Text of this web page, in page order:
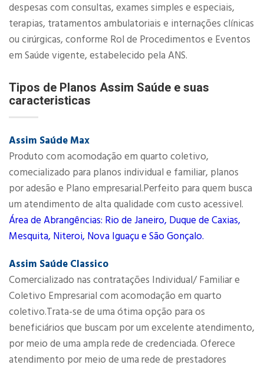
despesas com consultas, exames simples e especiais,
terapias, tratamentos ambulatoriais e internações clínicas
ou cirúrgicas, conforme Rol de Procedimentos e Eventos
em Saúde vigente, estabelecido pela ANS.​
Tipos de Planos Assim Saúde e suas
caracteristicas
Assim Saúde Max
Produto com acomodação em quarto coletivo,
comecializado para planos individual e familiar, planos
por adesão e Plano empresarial.Perfeito para quem busca
um atendimento de alta qualidade com custo acessivel.
Área de Abrangências: Rio de Janeiro, Duque de Caxias,
Mesquita, Niteroi, Nova Iguaçu e São Gonçalo.
Assim Saúde Classico
Comercializado nas contratações Individual/ Familiar e
Coletivo Empresarial com acomodação em quarto
coletivo.Trata-se de uma ótima opção para os
beneficiários que buscam por um excelente atendimento,
por meio de uma ampla rede de credenciada. Oferece
atendimento por meio de uma rede de prestadores